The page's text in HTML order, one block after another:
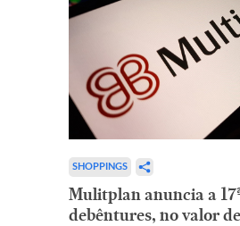
SHOPPINGS
Mulitplan anuncia a
debêntures, no valor